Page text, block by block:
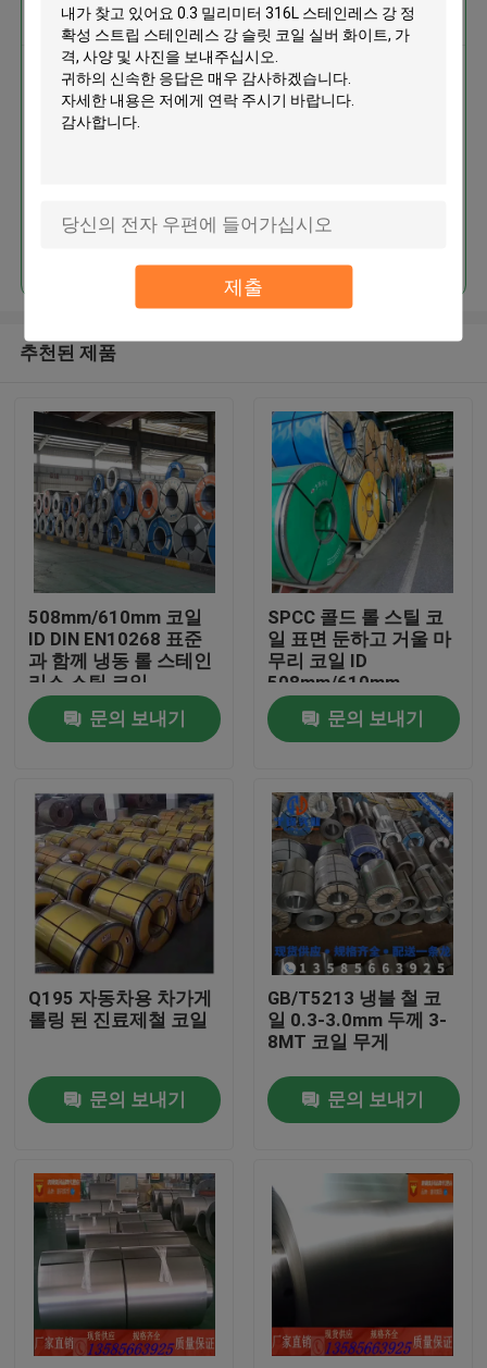
제출
홈
제품 소개
동영상
회사 소개
공장 투어
품질 관리
견적 요청
스테인리스강 코일
냉연 강판 코일
가장 저렴 한 가격 으로
0.3 밀리미터 316L 스테인레스 강
정확성 스트립 스테인레스 강 슬
추천된 제품
508mm/610mm 코일
ID DIN EN10268 표준
과 함께 냉동 롤 스테인
리스 스틸 코일
문의 보내기
SPCC 콜드 롤 스틸 코
일 표면 둔하고 거울 마
무리 코일 ID
508mm/610mm
문의 보내기
Q195 자동차용 차가게
롤링 된 진료제철 코일
문의 보내기
GB/T5213 냉불 철 코
일 0.3-3.0mm 두께 3-
8MT 코일 무게
문의 보내기